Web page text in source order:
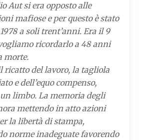
Aut si era opposto alle
mafiose e per questo è stato
a soli trent’anni. Era il 9
ricordarlo a 48 anni
morte.
ricatto del lavoro, la tagliola
e dell’equo compenso,
limbo. La memoria degli
mettendo in atto azioni
la libertà di stampa,
norme inadeguate favorendo